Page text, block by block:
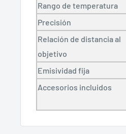
Rango de temperatura
Precisión
Relación de distancia al
objetivo
Emisividad fija
Accesorios incluidos